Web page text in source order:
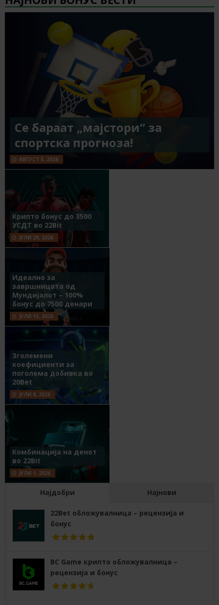
Се бараат „мајстори“ за
спортска прогноза!
АВГУСТ 5, 2026
Крипто бонус до 3500
УСДТ во 22Bit
ЈУЛИ 29, 2026
Идеално за
завршницата од
Мундијалот – 100%
бонус до 7500 денари
ЈУЛИ 15, 2026
Зголемени
коефициенти за
поголема добивка во
20Bet
ЈУЛИ 8, 2026
Комбинација на денот
во 22Bit
ЈУЛИ 1, 2026
Најдобри Најнови
22Bet обложувалница – рецензија и
бонус
BC Game крипто обложувалница –
рецензија и бонус